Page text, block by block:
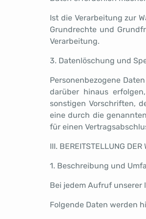
Ist die Verarbeitung zur
Grundrechte und
Verarbeitung.
3. Datenlöschung und
Personenbezogene
darüber hinaus
sonstigen Vorschriften,
eine durch die
für einen
III. BEREITSTELLUNG
1. Beschreibung und
Bei jedem Aufruf unserer
Folgende Daten werden